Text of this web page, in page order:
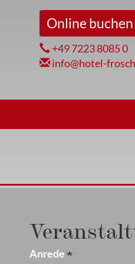
Online
+49 7223 8085 0
info@hotel-
Anrede